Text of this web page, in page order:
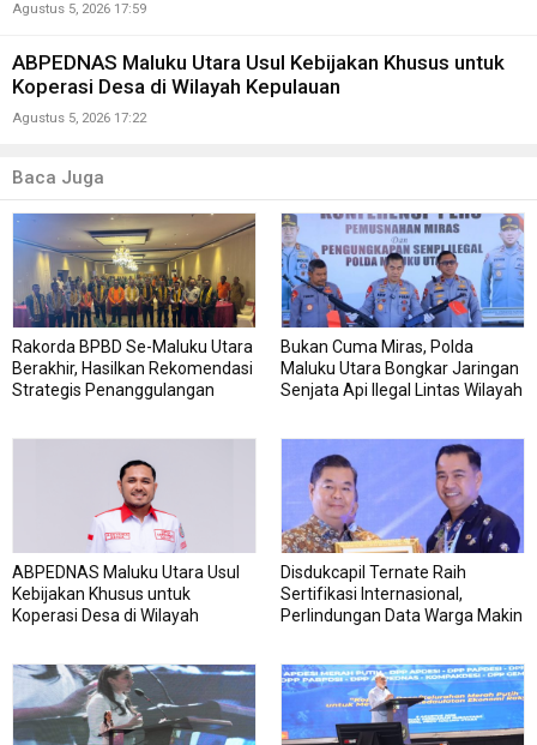
Agustus 5, 2026 17:59
ABPEDNAS Maluku Utara Usul Kebijakan Khusus untuk
Koperasi Desa di Wilayah Kepulauan
Agustus 5, 2026 17:22
Baca Juga
Rakorda BPBD Se-Maluku Utara
Berakhir, Hasilkan Rekomendasi
Strategis Penanggulangan
Bukan Cuma Miras, Polda
Maluku Utara Bongkar Jaringan
Senjata Api Ilegal Lintas Wilayah
ABPEDNAS Maluku Utara Usul
Kebijakan Khusus untuk
Koperasi Desa di Wilayah
Disdukcapil Ternate Raih
Sertifikasi Internasional,
Perlindungan Data Warga Makin